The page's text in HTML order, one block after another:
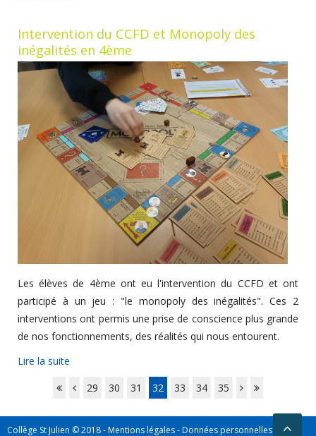
Intervention du CCFD et Monopoly des
inégalités en 4ème
Les élèves de 4ème ont eu l'intervention du CCFD et ont
participé à un jeu : "le monopoly des inégalités". Ces 2
interventions ont permis une prise de conscience plus grande
de nos fonctionnements, des réalités qui nous entourent.
Lire la suite
29
30 31 32 33 34 35
Collège St Julien © 2018 -Mentions légales-Données personnelles